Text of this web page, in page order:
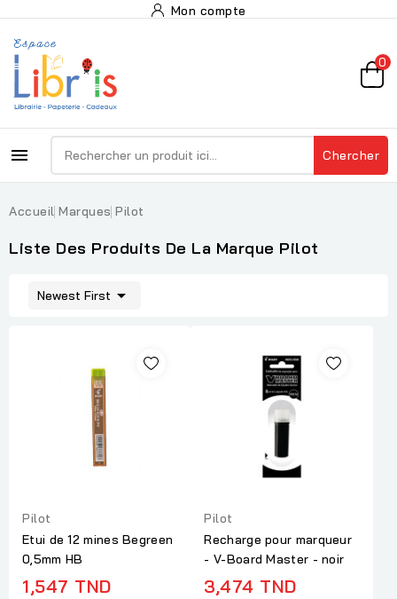
Mon compte
0
 Chercher
Accueil Marques Pilot
Liste Des Produits De La Marque Pilot
Newest First 
Pilot
Etui de 12 mines Begreen
0,5mm HB
1,547 TND
Pilot
Recharge pour marqueur
- V-Board Master - noir
3,474 TND